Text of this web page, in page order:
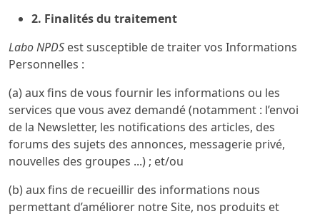
2. Finalités du traitement
Labo NPDS est susceptible de traiter vos Informations
Personnelles :
(a) aux fins de vous fournir les informations ou les
services que vous avez demandé (notamment : l’envoi
de la Newsletter, les notifications des articles, des
forums des sujets des annonces, messagerie privé,
nouvelles des groupes ...) ; et/ou
(b) aux fins de recueillir des informations nous
permettant d’améliorer notre Site, nos produits et